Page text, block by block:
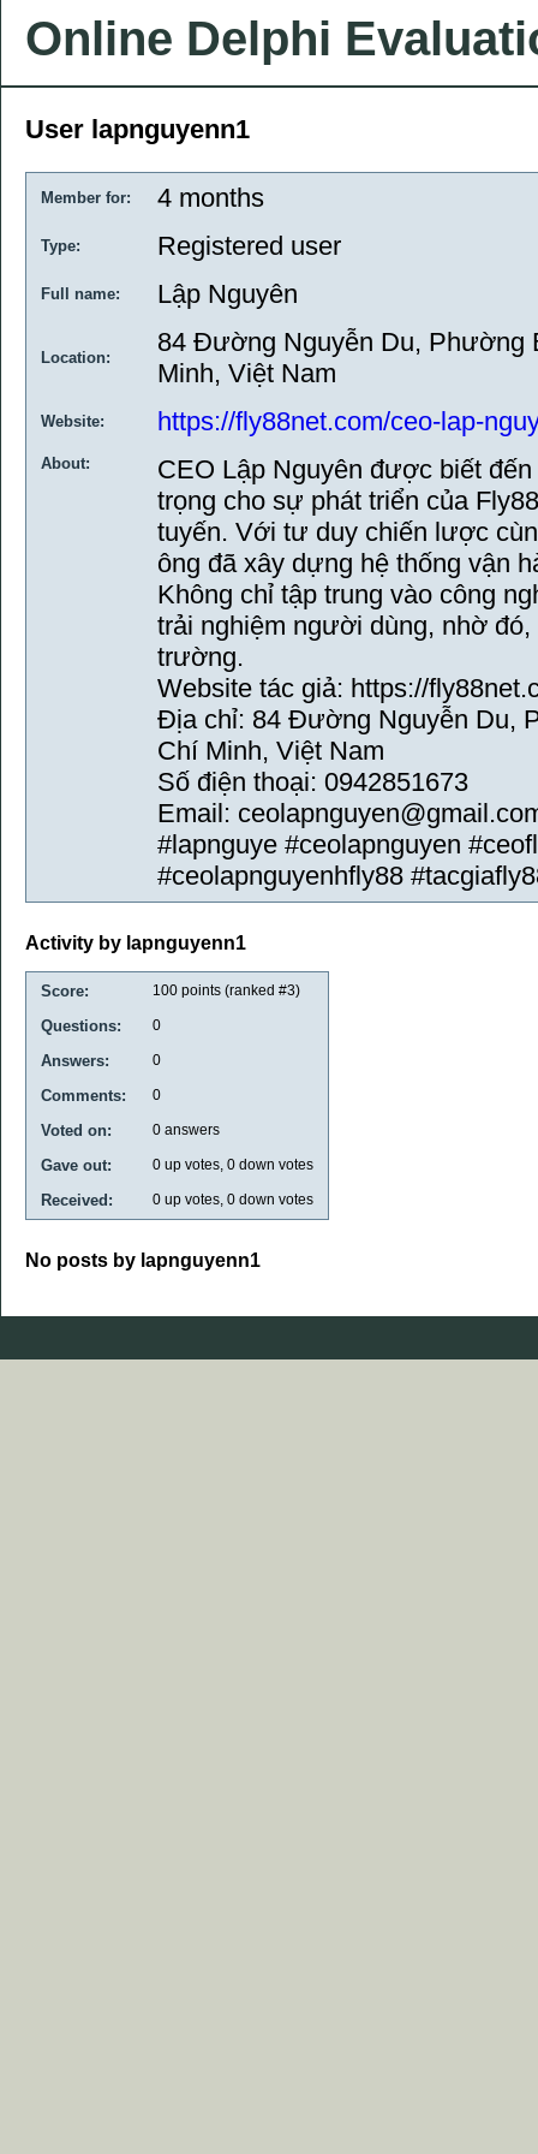
Online Delphi
User lapnguyenn1
Member for: 4 months
Type: Registered user
Full name: Lập Nguyên
Location:
84 Đường Nguyễn Du, Phường
Minh, Việt Nam
Website: https://fly88net.com/ceo-lap-
About:
CEO Lập Nguyên được biết
trọng cho sự phát triển của
tuyến. Với tư duy chiến lược
ông đã xây dựng hệ thống vận
Không chỉ tập trung vào công
trải nghiệm người dùng, nhờ
trường.
Website tác giả: https://
Địa chỉ: 84 Đường Nguyễn Du,
Chí Minh, Việt Nam
Số điện thoại: 0942851673
Email:
#lapnguye #ceolapnguyen
#ceolapnguyenhfly88
Activity by lapnguyenn1
Score: 100 points (ranked #3)
Questions: 0
Answers: 0
Comments: 0
Voted on: 0 answers
Gave out: 0 up votes, 0 down votes
Received: 0 up votes, 0 down votes
No posts by lapnguyenn1